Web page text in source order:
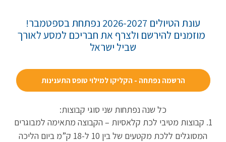
עונת הטיולים 2026-2027 נפתחת בספטמבר!
מוזמנים להירשם ולצרף את חבריכם למסע לאורך
שביל ישראל
הרשמה נפתחה - הקליקו למילוי טופס התענינות
כל שנה נפתחות שני סוגי קבוצות:
1. קבוצות מטיבי לכת קלאסיות – הקבוצה מתאימה למבוגרים
המסוגלים ללכת מקטעים של בין 10 ל-18 ק”מ ביום הליכה